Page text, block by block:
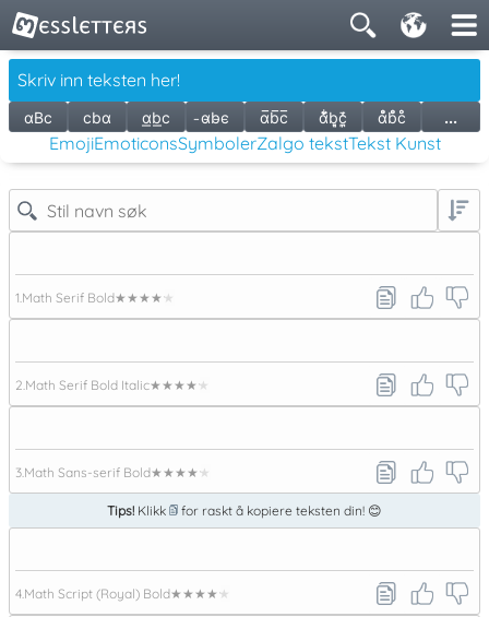
ɑBc cbɑ ɑ͟b͟c ̵ɑ̵b̵c̵ ɑ̅b̅c̅ ɑ̃͋̆b͉͈c̦̪̄̒ ɑ̇̇̊̊̇ḃ̊̊̇c̊̊ ...
EmojiEmoticonsSymbolerZalgo tekstTekst Kunst
1. Math Serif Bold★★★★★
2. Math Serif Bold Italic★★★★★
3. Math Sans-serif Bold★★★★★
Tips!Klikk for raskt å kopiere teksten din! 😊
4. Math Script (Royal) Bold★★★★★